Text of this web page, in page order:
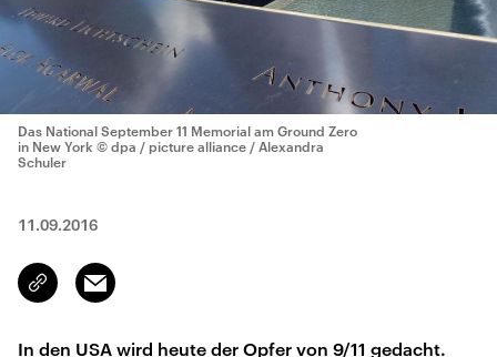
Das National September 11 Memorial am Ground Zero
in New York © dpa / picture alliance / Alexandra
Schuler
11.09.2016
Link
kopieren/teilen
Email
In den USA wird heute der Opfer von 9/11 gedacht.